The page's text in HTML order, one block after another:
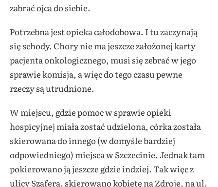
zabrać ojca do siebie.
Potrzebna jest opieka całodobowa. I tu zaczynają
się schody. Chory nie ma jeszcze założonej karty
pacjenta onkologicznego, musi się zebrać w jego
sprawie komisja, a więc do tego czasu pewne
rzeczy są utrudnione.
W miejscu, gdzie pomoc w sprawie opieki
hospicyjnej miała zostać udzielona, córka została
skierowana do innego (w domyśle bardziej
odpowiedniego) miejsca w Szczecinie. Jednak tam
pokierowano ją jeszcze gdzie indziej. Tak więc z
ulicy Szafera, skierowano kobietę na Zdroje, na ul.